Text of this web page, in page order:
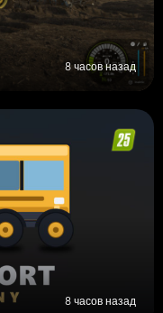
8 часов назад
8 часов назад